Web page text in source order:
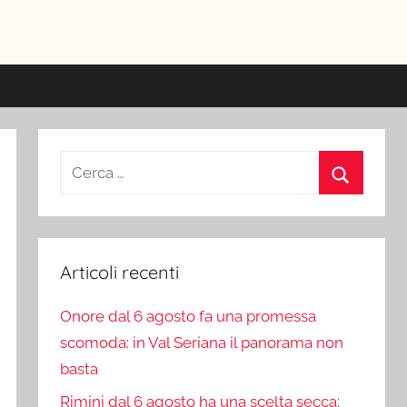
Ricerca
Articoli recenti
Onore dal 6 agosto fa una promessa
scomoda: in Val Seriana il panorama non
basta
Rimini dal 6 agosto ha una scelta secca: